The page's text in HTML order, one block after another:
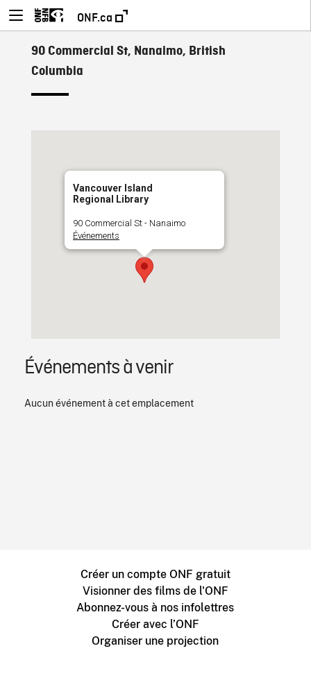
ONF.ca
90 Commercial St, Nanaimo, British
Columbia
Vancouver Island
Regional Library
90 Commercial St - Nanaimo
Événements
Événements à venir
Aucun événement à cet emplacement
Créer un compte ONF gratuit
Visionner des films de l'ONF
Abonnez-vous à nos infolettres
Créer avec l’ONF
Organiser une projection